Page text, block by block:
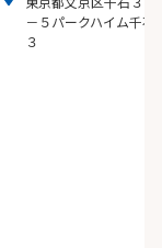
－５パークハイム千石
３